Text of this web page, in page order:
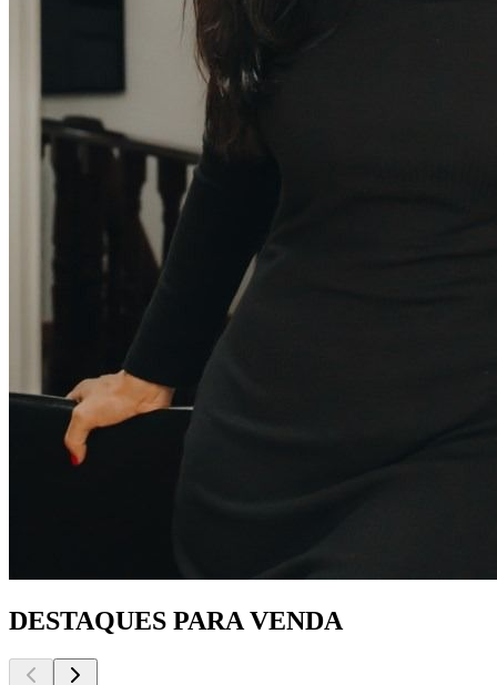
DESTAQUES PARA VENDA